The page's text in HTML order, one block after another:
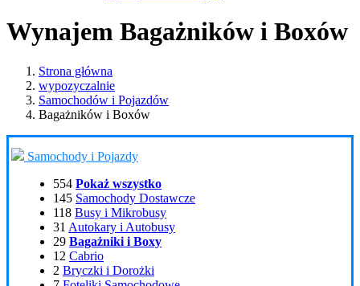
Wynajem Bagażników i Boxów
Strona główna
wypozyczalnie
Samochodów i Pojazdów
Bagażników i Boxów
Samochody i Pojazdy
554 Pokaż wszystko
145 Samochody Dostawcze
118 Busy i Mikrobusy
31 Autokary i Autobusy
29 Bagażniki i Boxy
12 Cabrio
2 Bryczki i Dorożki